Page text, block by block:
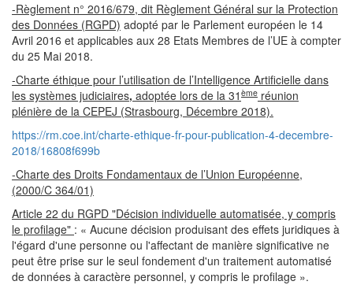
-Règlement n° 2016/679, dit Règlement Général sur la Protection
des Données (RGPD) adopté par le Parlement européen le 14
Avril 2016 et applicables aux 28 Etats Membres de l’UE à compter
du 25 Mai 2018.
-Charte éthique pour l’utilisation de l’Intelligence Artificielle dans
les systèmes judiciaires, adoptée lors de la 31 ème réunion
plénière de la CEPEJ (Strasbourg, Décembre 2018).
https://rm.coe.int/charte-ethique-fr-pour-publication-4-decembre-
2018/16808f699b
-Charte des Droits Fondamentaux de l’Union Européenne,
(2000/C 364/01)
Article 22 du RGPD "Décision individuelle automatisée, y compris
le profilage" : « Aucune décision produisant des effets juridiques à
l'égard d'une personne ou l'affectant de manière significative ne
peut être prise sur le seul fondement d'un traitement automatisé
de données à caractère personnel, y compris le profilage ».